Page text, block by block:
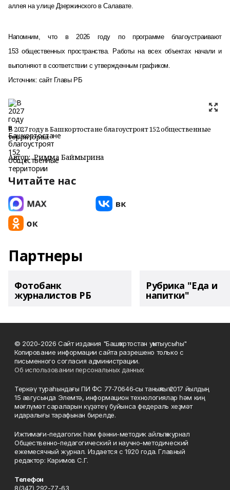
аллея на улице Дзержинского в Салавате.
Напомним, что в 2026 году по программе благоустраивают
153 общественных пространства. Работы на всех объектах начали и
выполняют в соответствии с утвержденным графиком.
Источник: сайт Главы РБ
В 2027 году в Башкортостане благоустроят 152 общественные
территории
Автор: Римма Баймырҙина
Читайте нас
Партнеры
Фотобанк
журналистов РБ
Рубрика "Еда и
напитки"
© 2020-2026 Сайт издания "Башҡортостан уҡытыусыһы"
Копирование информации сайта разрешено только с
письменного согласия администрации.
Об использовании персональных данных
Теркәү тураһындағы ПИ ФС 77‑70646‑сы таныҡлыҡ 2017 йылдың
15 авгусында Элемтә, информацион технологиялар һәм киң
мәғлүмәт сараларын күҙәтеү буйынса федераль хеҙмәт
идаралығы тарафынан бирелде.
Ижтимағи-педагогик һәм фәнни-методик айлыҡ журнал
Общественно-педагогический и научно-методический
ежемесячный журнал. Издается с 1920 года. Главный
редактор: Каримов С.Г.
Телефон
8(347) 292-77-63